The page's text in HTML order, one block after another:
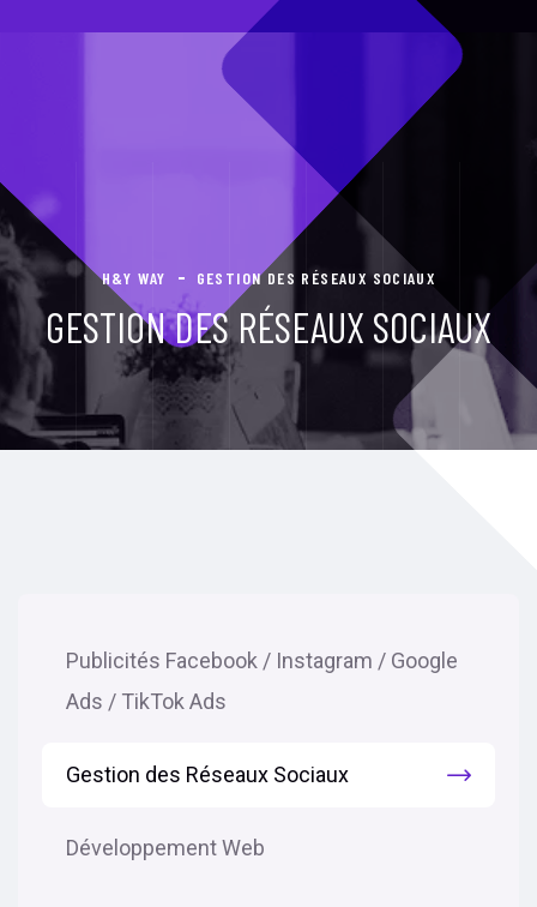
H&Y WAY GESTION DES RÉSEAUX SOCIAUX
GESTION DES RÉSEAUX SOCIAUX
Publicités Facebook / Instagram / Google
Ads / TikTok Ads
Gestion des Réseaux Sociaux
Développement Web